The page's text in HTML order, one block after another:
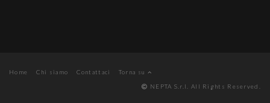
Home Chi siamo Contattaci
Torna su
NEPTA S.r.l. All Rights Reserved.